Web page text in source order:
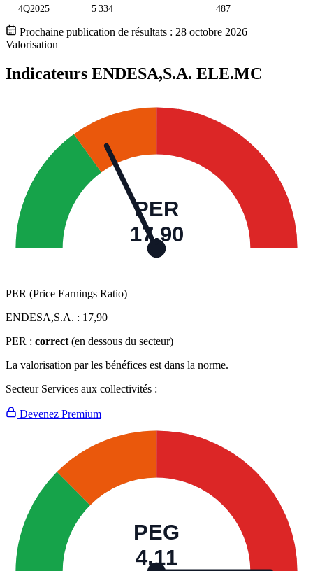
4Q2025 5 334 487
Prochaine publication de résultats : 28 octobre 2026
Valorisation
Indicateurs ENDESA,S.A. ELE.MC
PER
17,90
PER (Price Earnings Ratio)
ENDESA,S.A. : 17,90
PER : correct (en dessous du secteur)
La valorisation par les bénéfices est dans la norme.
Secteur Services aux collectivités :
Devenez Premium
PEG
4,11